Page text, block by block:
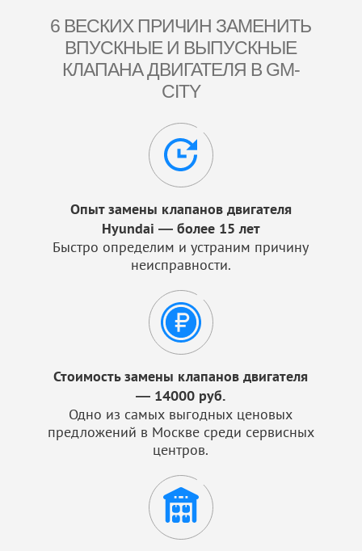
6 ВЕСКИХ ПРИЧИН ЗАМЕНИТЬ
ВПУСКНЫЕ И ВЫПУСКНЫЕ
КЛАПАНА ДВИГАТЕЛЯ В GM-
CITY
Опыт замены клапанов двигателя
Hyundai — более 15 лет
Быстро определим и устраним причину
неисправности.
Стоимость замены клапанов двигателя
— 14000 руб.
Одно из самых выгодных ценовых
предложений в Москве среди сервисных
центров.